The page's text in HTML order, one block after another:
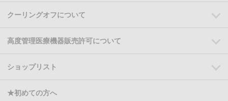
クーリングオフについて
高度管理医療機器販売許可について
ショップリスト
★初めての方へ